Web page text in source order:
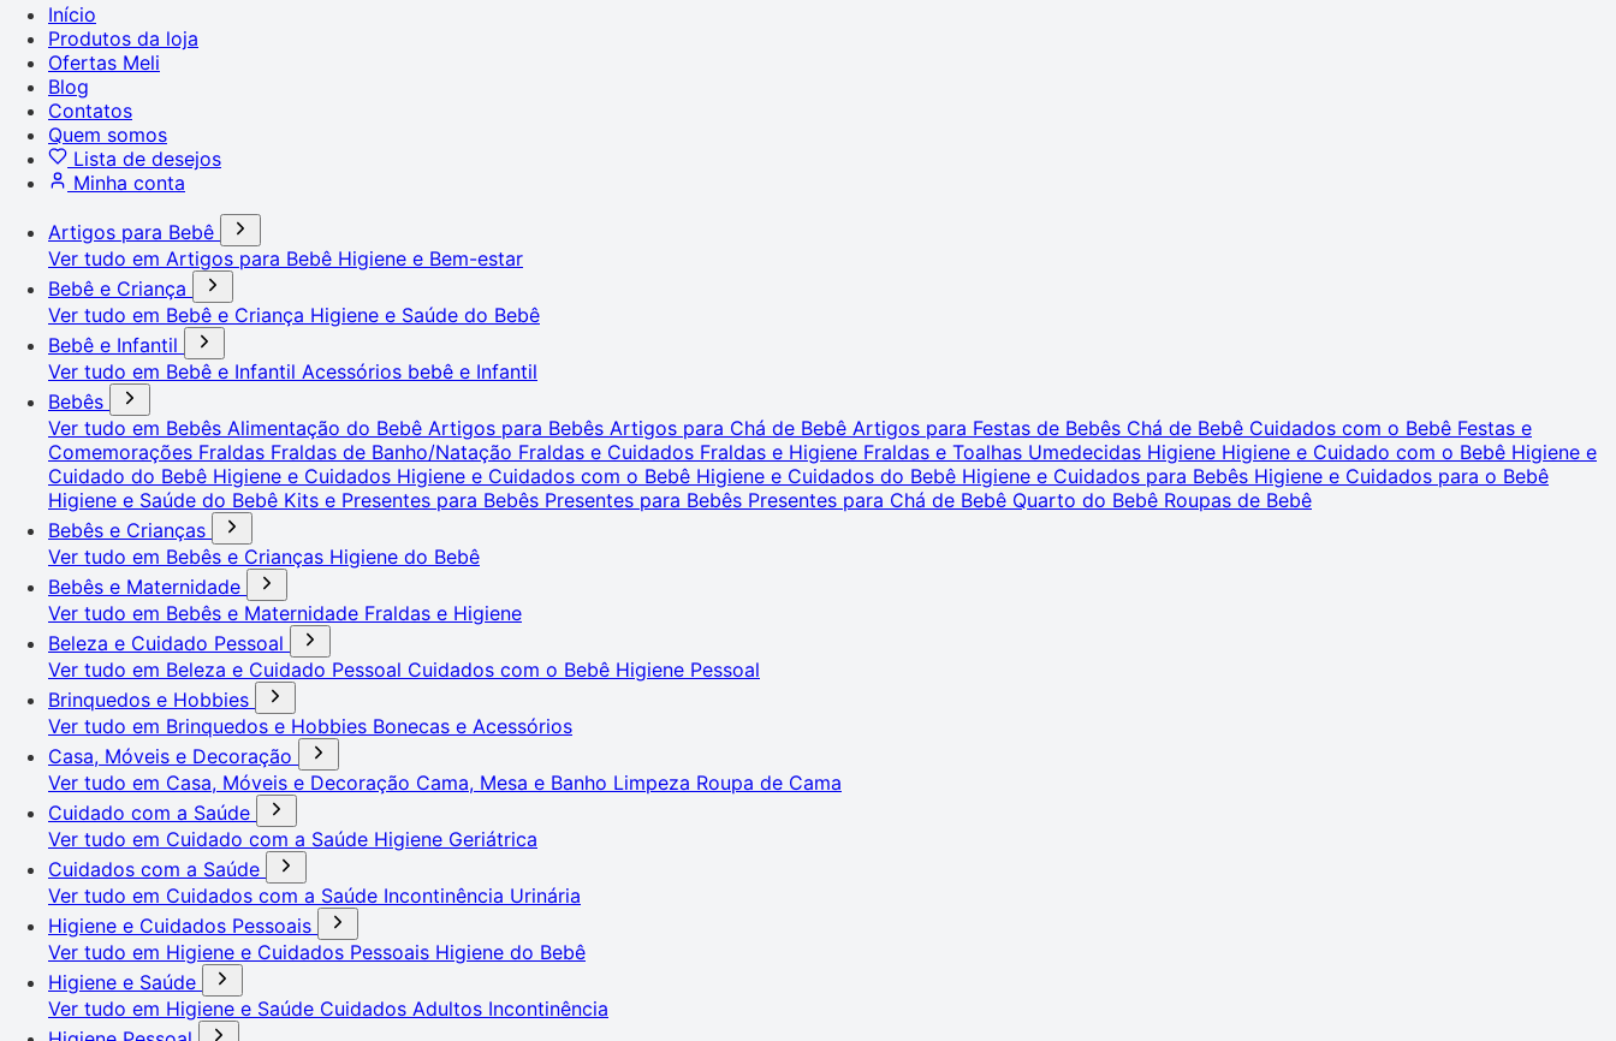
Início
Produtos da loja
Ofertas Meli
Blog
Contatos
Quem somos
Lista de desejos
Minha conta
Artigos para Bebê
Ver tudo em Artigos para Bebê Higiene e Bem-estar
Bebê e Criança
Ver tudo em Bebê e Criança Higiene e Saúde do Bebê
Bebê e Infantil
Ver tudo em Bebê e Infantil Acessórios bebê e Infantil
Bebês
Ver tudo em Bebês Alimentação do Bebê Artigos para Bebês Artigos para Chá de Bebê Artigos para Festas de Bebês Chá de Bebê Cuidados com o Bebê Festas e
Comemorações Fraldas Fraldas de Banho/Natação Fraldas e Cuidados Fraldas e Higiene Fraldas e Toalhas Umedecidas Higiene Higiene e Cuidado com o Bebê Higiene e
Cuidado do Bebê Higiene e Cuidados Higiene e Cuidados com o Bebê Higiene e Cuidados do Bebê Higiene e Cuidados para Bebês Higiene e Cuidados para o Bebê
Higiene e Saúde do Bebê Kits e Presentes para Bebês Presentes para Bebês Presentes para Chá de Bebê Quarto do Bebê Roupas de Bebê
Bebês e Crianças
Ver tudo em Bebês e Crianças Higiene do Bebê
Bebês e Maternidade
Ver tudo em Bebês e Maternidade Fraldas e Higiene
Beleza e Cuidado Pessoal
Ver tudo em Beleza e Cuidado Pessoal Cuidados com o Bebê Higiene Pessoal
Brinquedos e Hobbies
Ver tudo em Brinquedos e Hobbies Bonecas e Acessórios
Casa, Móveis e Decoração
Ver tudo em Casa, Móveis e Decoração Cama, Mesa e Banho Limpeza Roupa de Cama
Cuidado com a Saúde
Ver tudo em Cuidado com a Saúde Higiene Geriátrica
Cuidados com a Saúde
Ver tudo em Cuidados com a Saúde Incontinência Urinária
Higiene e Cuidados Pessoais
Ver tudo em Higiene e Cuidados Pessoais Higiene do Bebê
Higiene e Saúde
Ver tudo em Higiene e Saúde Cuidados Adultos Incontinência